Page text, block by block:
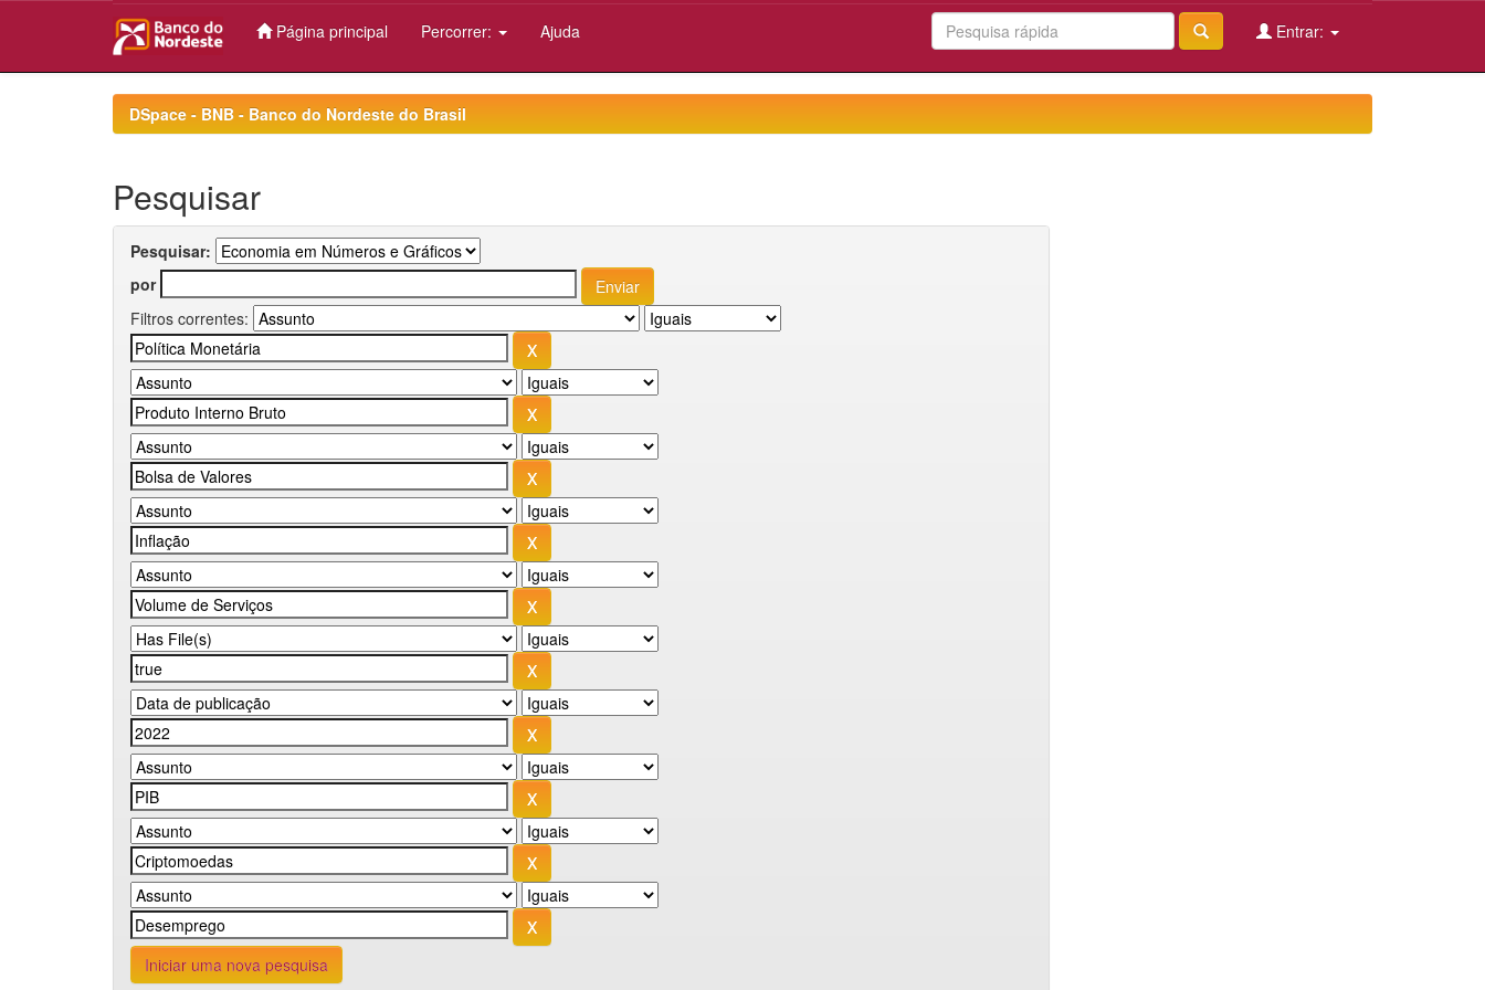
Página principal Percorrer: Ajuda Entrar:
DSpace - BNB - Banco do Nordeste do Brasil
Pesquisar
Pesquisar:
por
Filtros correntes:
Iniciar uma nova pesquisa